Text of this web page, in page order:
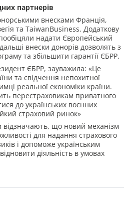
партнерів
внесками Франція,
та TaiwanBusiness. Додаткову
надати Європейський
внески донорів дозволять з
та збільшити гарантії ЄБРР.
ЄБРР, зауважила: «Це
та свідчення непохитної
реальної економіки країни.
перестраховикам приватного
до українських воєнних
страховий ринок»
відзначають, що новий механізм
для надання страхового
і допоможе українським
діяльність в умовах